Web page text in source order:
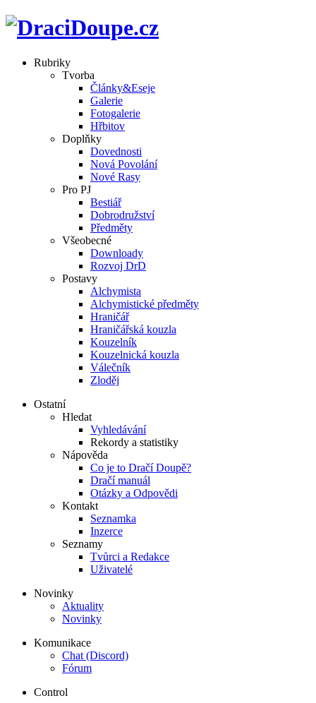
Rubriky
Tvorba
Články&Eseje
Galerie
Fotogalerie
Hřbitov
Doplňky
Dovednosti
Nová Povolání
Nové Rasy
Pro PJ
Bestiář
Dobrodružství
Předměty
Všeobecné
Downloady
Rozvoj DrD
Postavy
Alchymista
Alchymistické předměty
Hraničář
Hraničářská kouzla
Kouzelník
Kouzelnická kouzla
Válečník
Zloděj
Ostatní
Hledat
Vyhledávání
Rekordy a statistiky
Nápověda
Co je to Dračí Doupě?
Dračí manuál
Otázky a Odpovědi
Kontakt
Seznamka
Inzerce
Seznamy
Tvůrci a Redakce
Uživatelé
Novinky
Aktuality
Novinky
Komunikace
Chat (Discord)
Fórum
Control